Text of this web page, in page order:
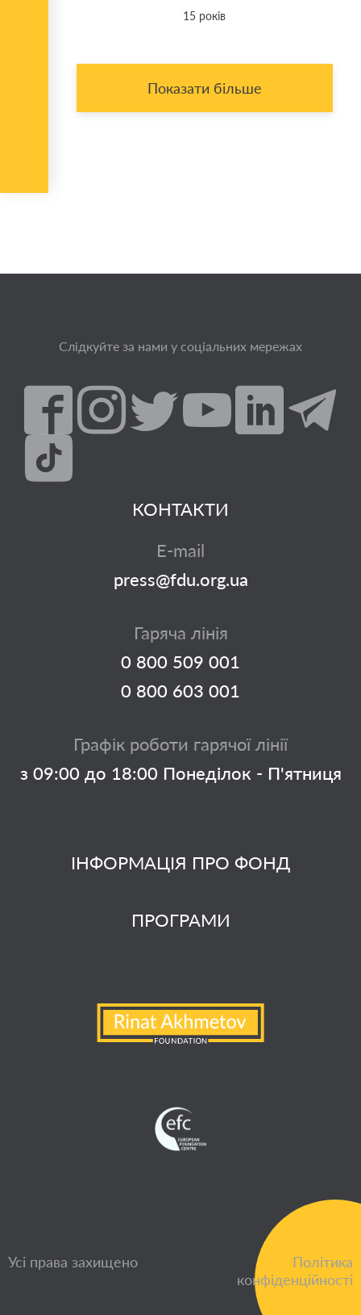
15 років
Показати більше
Слідкуйте за нами у соціальних мережах
ІНФОРМАЦІЯ ПРО ФОНД
ПРОГРАМИ
КОНТАКТИ
E-mail
press@fdu.org.ua
Гаряча лінія
0 800 509 001
0 800 603 001
Графік роботи гарячої лінії
з 09:00 до 18:00 Понеділок - П'ятниця
Усі права захищено
Політика
конфіденційності